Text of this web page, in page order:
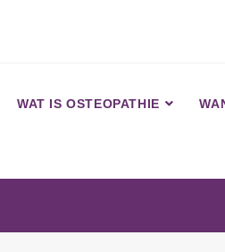
WAT IS OSTEOPATHIE